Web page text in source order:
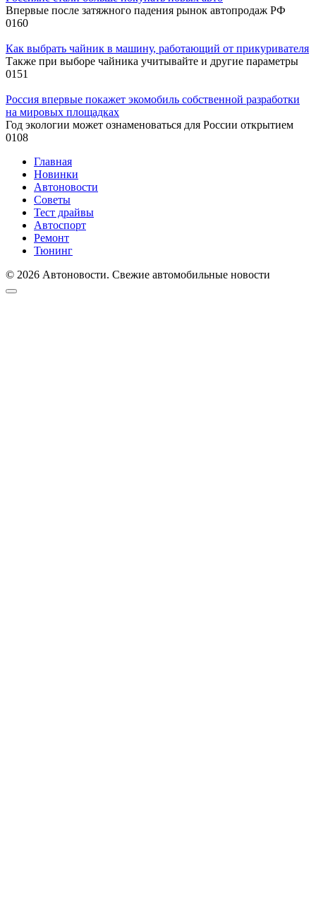
Впервые после затяжного падения рынок автопродаж РФ
0160
Как выбрать чайник в машину, работающий от прикуривателя
Также при выборе чайника учитывайте и другие параметры
0151
Россия впервые покажет экомобиль собственной разработки
на мировых площадках
Год экологии может ознаменоваться для России открытием
0108
Главная
Новинки
Автоновости
Советы
Тест драйвы
Автоспорт
Ремонт
Тюнинг
© 2026 Автоновости. Свежие автомобильные новости